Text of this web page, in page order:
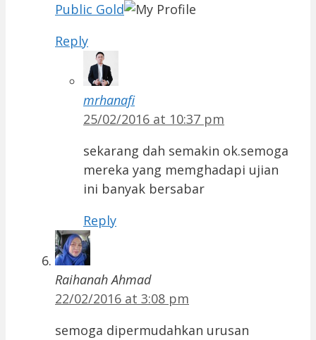
Public Gold
Reply
mrhanafi
25/02/2016 at 10:37 pm
sekarang dah semakin ok.semoga
mereka yang memghadapi ujian
ini banyak bersabar
Reply
Raihanah Ahmad
22/02/2016 at 3:08 pm
semoga dipermudahkan urusan